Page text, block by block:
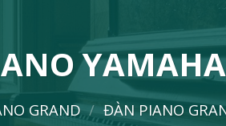
GRAND / ĐÀN PIANO